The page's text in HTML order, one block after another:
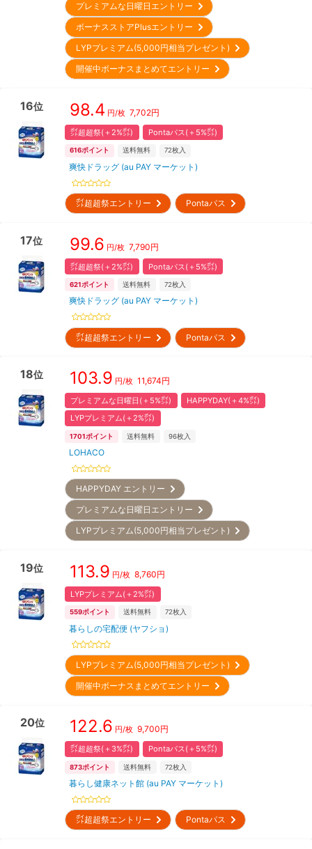
プレミアムな日曜日エントリー
ボーナスストアPlusエントリー
LYPプレミアム(5,000円相当プレゼント)
開催中ボーナスまとめてエントリー
16位 98.4 円/枚 7,702円
㌽超超祭(＋2%㌽) Pontaパス(＋5%㌽)
616ポイント 送料無料 72枚入
爽快ドラッグ (au PAY マーケット)
㌽超超祭エントリー Pontaパス
17位 99.6 円/枚 7,790円
㌽超超祭(＋2%㌽) Pontaパス(＋5%㌽)
621ポイント 送料無料 72枚入
爽快ドラッグ (au PAY マーケット)
㌽超超祭エントリー Pontaパス
18位 103.9 円/枚 11,674円
プレミアムな日曜日(＋5%㌽)
HAPPYDAY(＋4%㌽)
LYPプレミアム(＋2%㌽)
1701ポイント 送料無料 96枚入
LOHACO
HAPPYDAY エントリー
プレミアムな日曜日エントリー
LYPプレミアム(5,000円相当プレゼント)
19位 113.9 円/枚 8,760円
LYPプレミアム(＋2%㌽)
559ポイント 送料無料 72枚入
暮らしの宅配便 (ヤフショ)
LYPプレミアム(5,000円相当プレゼント)
開催中ボーナスまとめてエントリー
20位 122.6 円/枚 9,700円
㌽超超祭(＋3%㌽) Pontaパス(＋5%㌽)
873ポイント 送料無料 72枚入
暮らし健康ネット館 (au PAY マーケット)
㌽超超祭エントリー Pontaパス